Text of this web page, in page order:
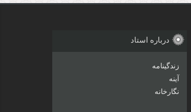
درباره استاد
زندگینامه
آینه
نگارخانه